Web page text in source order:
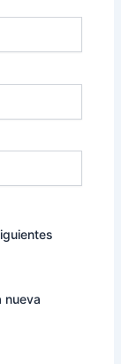
nueva